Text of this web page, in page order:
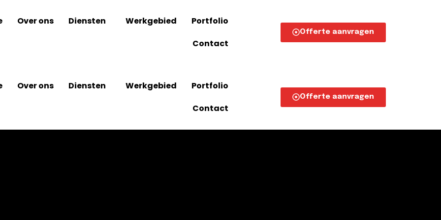
Over ons Diensten Werkgebied
Portfolio
Contact
Offerte aanvragen
Over ons Diensten Werkgebied
Portfolio
Contact
Offerte aanvragen